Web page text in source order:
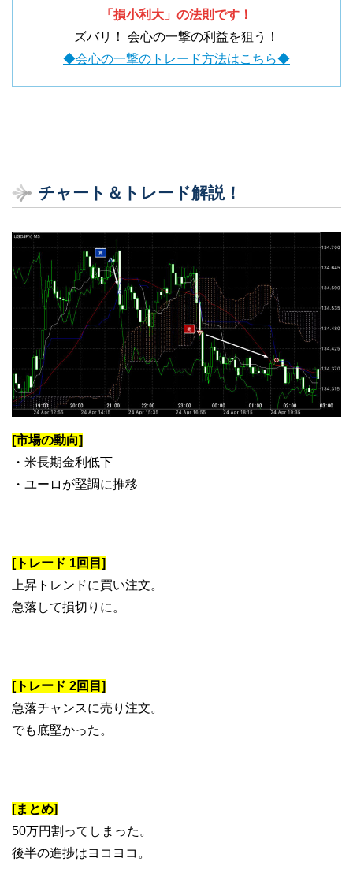
「損小利大」の法則です！
ズバリ！ 会心の一撃の利益を狙う！
◆会心の一撃のトレード方法はこちら◆
チャート＆トレード解説！
[市場の動向]
・米長期金利低下
・ユーロが堅調に推移
[トレード 1回目]
上昇トレンドに買い注文。
急落して損切りに。
[トレード 2回目]
急落チャンスに売り注文。
でも底堅かった。
[まとめ]
50万円割ってしまった。
後半の進捗はヨコヨコ。